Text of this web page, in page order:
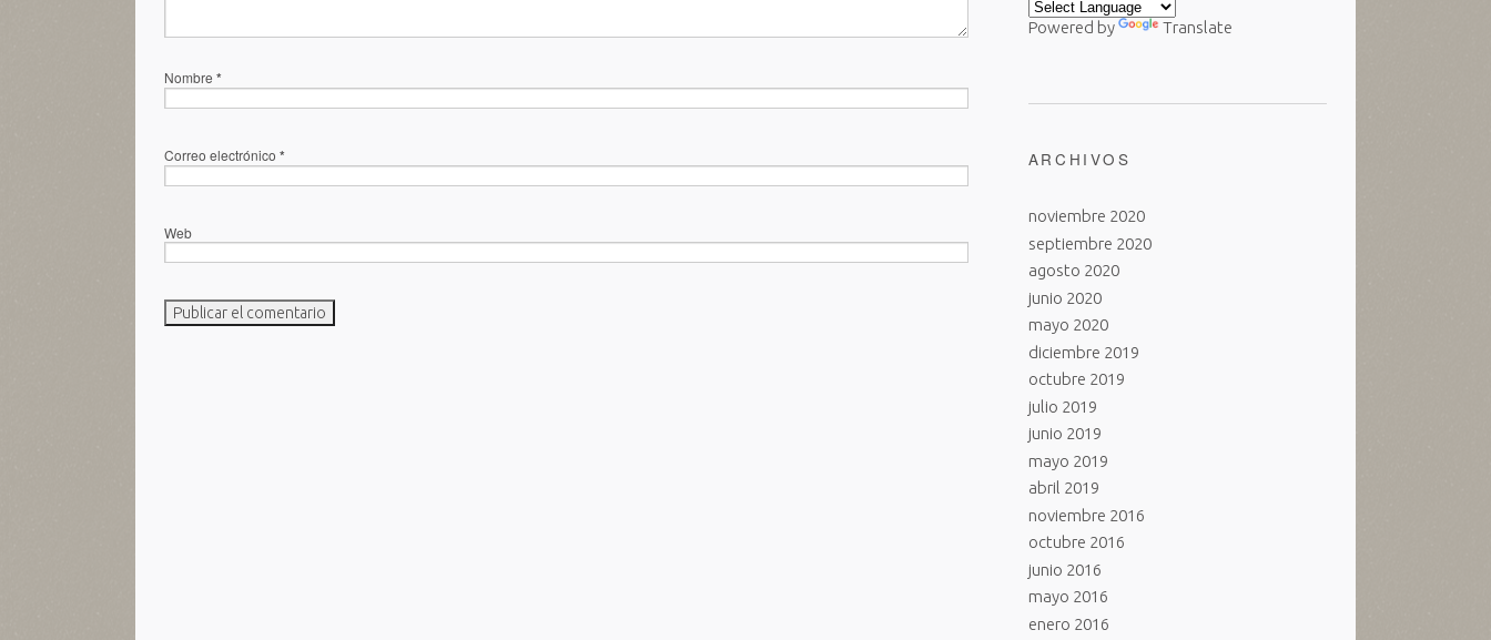
Nombre *
Correo electrónico *
Web
Powered by Translate
ARCHIVOS
noviembre 2020
septiembre 2020
agosto 2020
junio 2020
mayo 2020
diciembre 2019
octubre 2019
julio 2019
junio 2019
mayo 2019
abril 2019
noviembre 2016
octubre 2016
junio 2016
mayo 2016
enero 2016